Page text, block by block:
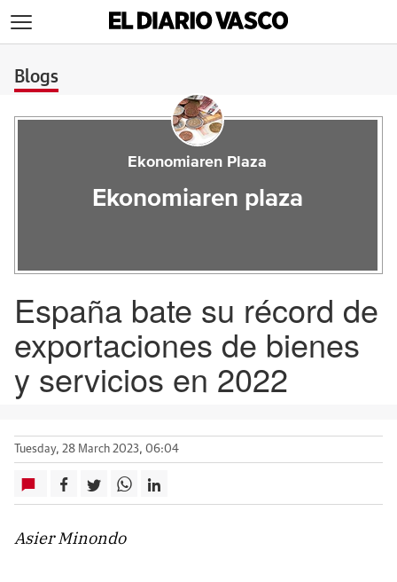
Blogs
Ekonomiaren Plaza
Ekonomiaren plaza
España bate su récord de
exportaciones de bienes
y servicios en 2022
Tuesday, 28 March 2023, 06:04
Asier Minondo